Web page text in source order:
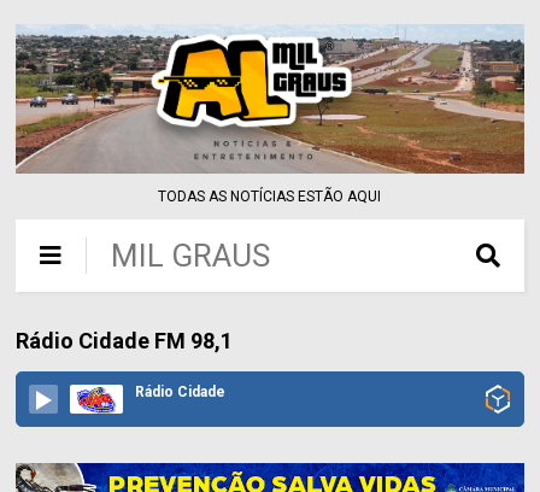
TODAS AS NOTÍCIAS ESTÃO AQUI
MIL GRAUS
Rádio Cidade FM 98,1
Rádio Cidade